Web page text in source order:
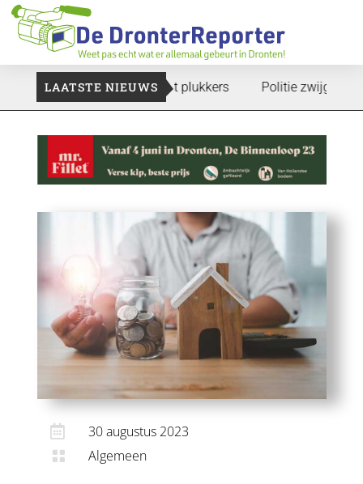
LAATSTE NIEUWS
gaan: Voedselbank zoekt plukkers Politie zwijgt nog
 30 augustus 2023
 Algemeen